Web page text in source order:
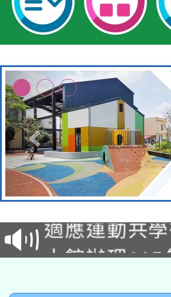
本校115學年
招甄選結果
招)
適應運動共
本館辦理